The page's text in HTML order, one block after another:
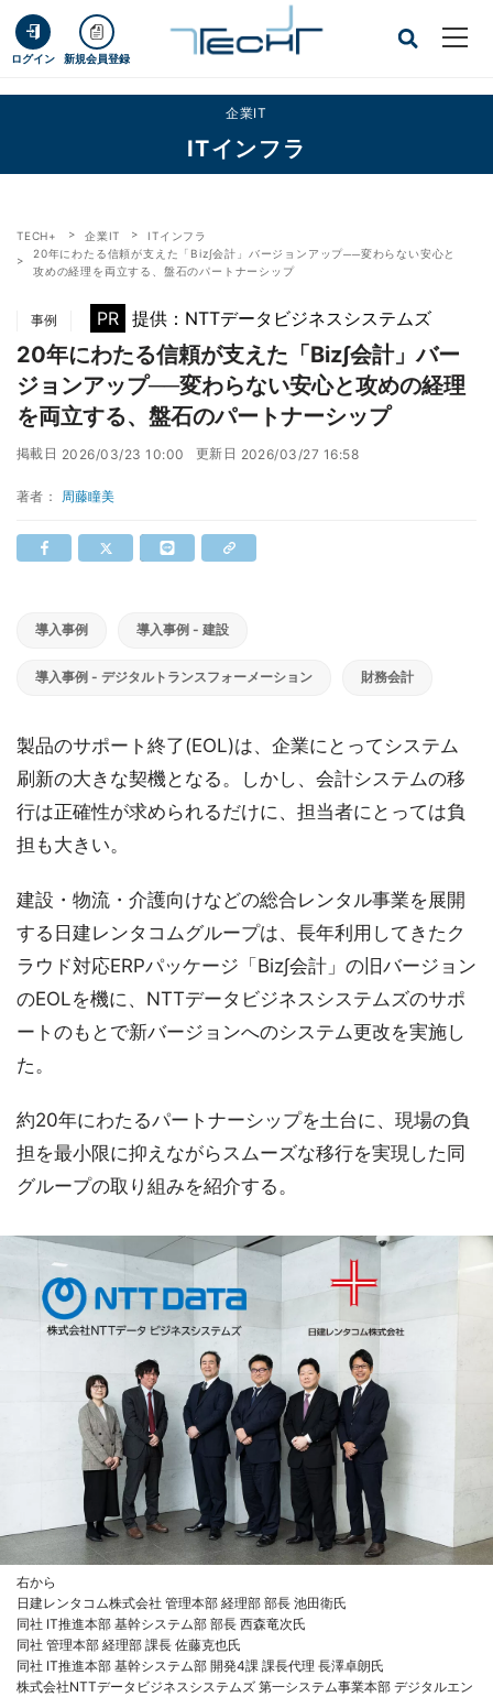
ログイン 新規会員登録
企業IT
ITインフラ
TECH+ 企業IT
ITインフラ
20年にわたる信頼が支えた「Biz∫会計」バージョンアップ──変わらない安心と
攻めの経理を両立する、盤石のパートナーシップ
事例 PR 提供：NTTデータビジネスシステムズ
20年にわたる信頼が支えた「Biz∫会計」バー
ジョンアップ──変わらない安心と攻めの経理
を両立する、盤石のパートナーシップ
掲載日 2026/03/23 10:00 更新日 2026/03/27 16:58
著者： 周藤瞳美
導入事例 導入事例 - 建設
導入事例 - デジタルトランスフォーメーション 財務会計
製品のサポート終了(EOL)は、企業にとってシステム
刷新の大きな契機となる。しかし、会計システムの移
行は正確性が求められるだけに、担当者にとっては負
担も大きい。
建設・物流・介護向けなどの総合レンタル事業を展開
する日建レンタコムグループは、長年利用してきたク
ラウド対応ERPパッケージ「Biz∫会計」の旧バージョン
のEOLを機に、NTTデータビジネスシステムズのサポ
ートのもとで新バージョンへのシステム更改を実施し
た。
約20年にわたるパートナーシップを土台に、現場の負
担を最小限に抑えながらスムーズな移行を実現した同
グループの取り組みを紹介する。
右から
日建レンタコム株式会社 管理本部 経理部 部長 池田衛氏
同社 IT推進本部 基幹システム部 部長 西森竜次氏
同社 管理本部 経理部 課長 佐藤克也氏
同社 IT推進本部 基幹システム部 開発4課 課長代理 長澤卓朗氏
株式会社NTTデータビジネスシステムズ 第一システム事業本部 デジタルエン